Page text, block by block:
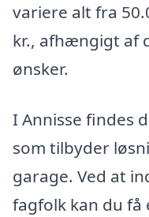
variere alt fra
kr., afhængigt af
ønsker.
I Annisse findes
som tilbyder
garage. Ved at
fagfolk kan du få